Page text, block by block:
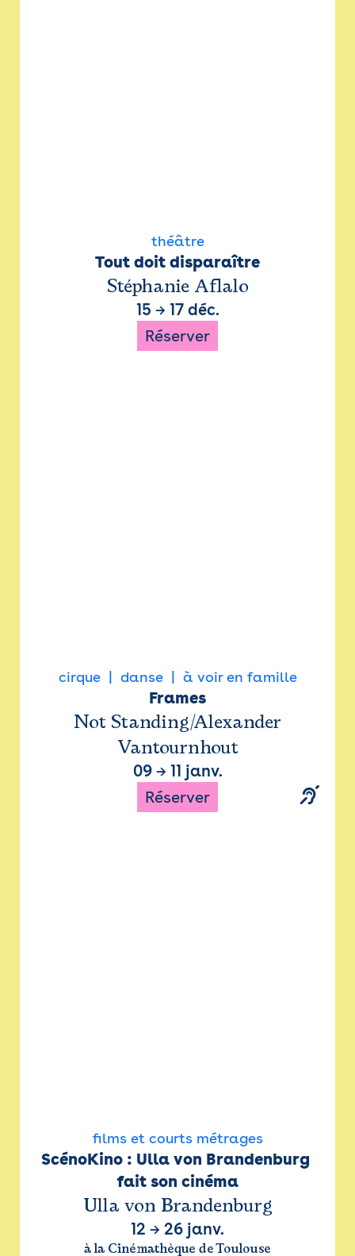
théâtre
Tout doit disparaître
Stéphanie Aflalo
15 → 17 déc.
Réserver
cirque danse à voir en famille
Frames
Not Standing/Alexander
Vantournhout
09→ 11 janv.
Réserver
films et courts métrages
ScénoKino : Ulla von Brandenburg
fait son cinéma
Ulla von Brandenburg
12 → 26 janv.
à la Cinémathèque de Toulouse